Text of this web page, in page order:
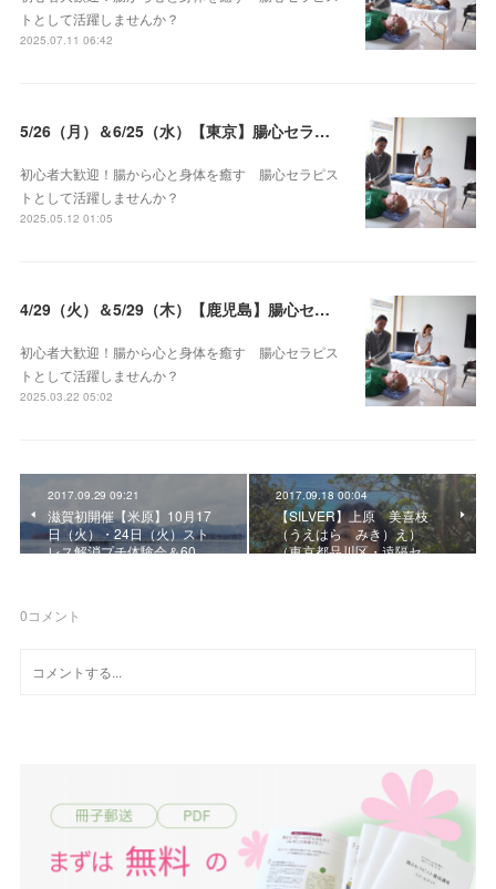
トとして活躍しませんか？
2025.07.11 06:42
5/26（月）＆6/25（水）【東京】腸心セラピスト養成コース《２日間コース》開講決定
初心者大歓迎！腸から心と身体を癒す 腸心セラピス
トとして活躍しませんか？
2025.05.12 01:05
4/29（火）＆5/29（木）【鹿児島】腸心セラピスト養成コース《２日間コース》開講決定
初心者大歓迎！腸から心と身体を癒す 腸心セラピス
トとして活躍しませんか？
2025.03.22 05:02
2017.09.29 09:21
滋賀初開催【米原】10月17
日（火）・24日（火）スト
レス解消プチ体験会＆60…
2017.09.18 00:04
【SILVER】上原 美喜枝
（うえはら みき）え）
（東京都品川区・遠隔セ…
0コメント